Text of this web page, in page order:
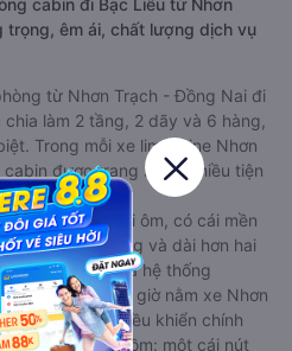
cabin đi Bạc Liêu từ Nhơn
trọng, êm ái, chất lượng dịch vụ
từ Nhơn Trạch - Đồng Nai đi
làm 2 tầng, 2 dãy và 6 hàng,
Trong mỗi xe limousine Nhơn
được trang bị rất nhiều tiện
hành trình.
nằm rời, có gối ôm, có cái mền
Giường rộng và dài hơn hai
mái. Đặc biệt là hệ thống
trong những giờ nằm xe Nhơn
dài. Bảng điều khiển chính
tay tuỳ chỉnh gồm: một cái nút